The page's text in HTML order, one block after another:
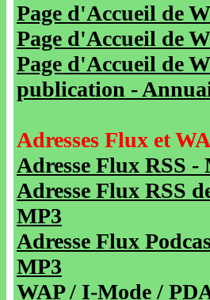
Page d'Accueil de
Page d'Accueil de
Page d'Accueil de
publication -
Adresses Flux et
Adresse Flux RSS
Adresse Flux RSS
MP3
Adresse Flux
MP3
WAP / I-Mode /